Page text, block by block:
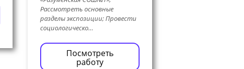
Рассмотреть основные
разделы экспозиции; Провести
социологическо…
Посмотреть
работу